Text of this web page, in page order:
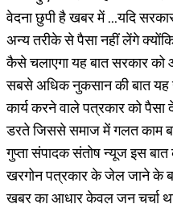
वेदना छुपी है खबर में ...यदि
अन्य तरीके से पैसा नहीं लेंगे
कैसे चलाएगा यह बात सरकार को
सबसे अधिक नुकसान की बात यह
कार्य करने वाले पत्रकार को
डरते जिससे समाज में गलत काम
गुप्ता संपादक संतोष न्यूज इस बात
खरगोन पत्रकार के जेल जाने के
खबर का आधार केवल जन चर्चा